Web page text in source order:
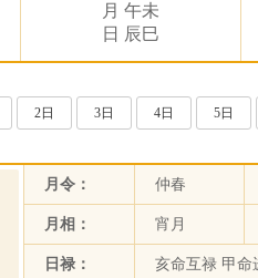
月 午未
日 辰巳
2日 3日 4日 5日
月令： 仲春
月相： 宵月
日禄： 亥命互禄 甲命